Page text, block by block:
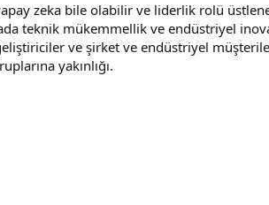
zeka bile olabilir ve liderlik rolü
teknik mükemmellik ve endüstriyel
ve şirket ve endüstriyel
yakınlığı.